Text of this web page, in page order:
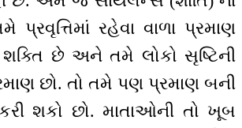
પ્રવૃત્તિમાં રહેવા વાળા પ્રમાણ
છે અને તમે લોકો સૃષ્ટિની
છો. તો તમે પણ પ્રમાણ બની
શકો છો. માતાઓની તો ખૂબ